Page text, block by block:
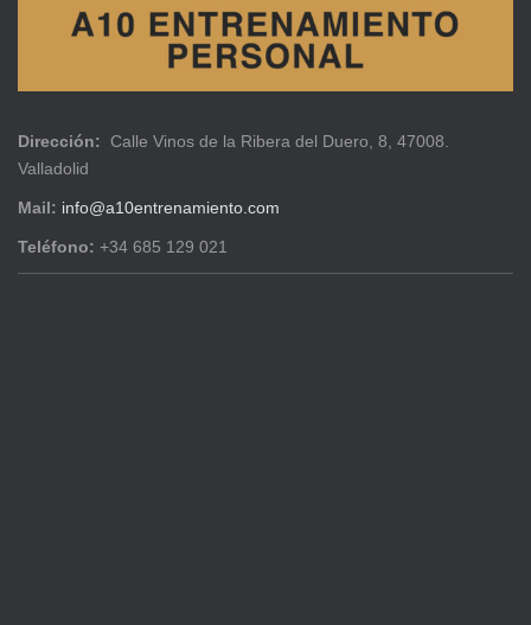
Dirección: Calle Vinos de la Ribera del Duero, 8, 47008.
Valladolid
Mail: info@a10entrenamiento.com
Teléfono: +34 685 129 021